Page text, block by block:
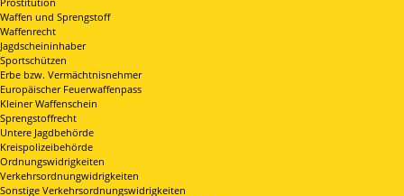
Waffen und Sprengstoff
Waffenrecht
Jagdscheininhaber
Sportschützen
Erbe bzw. Vermächtnisnehmer
Europäischer Feuerwaffenpass
Kleiner Waffenschein
Sprengstoffrecht
Untere Jagdbehörde
Kreispolizeibehörde
Ordnungswidrigkeiten
Verkehrsordnungwidrigkeiten
Sonstige Verkehrsordnungswidrigkeiten